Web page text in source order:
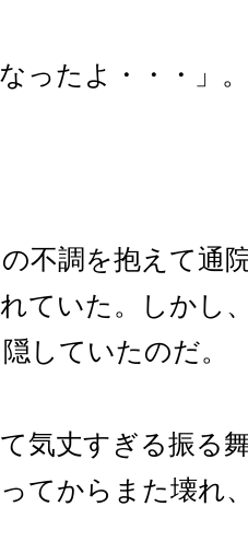
ったよ・・・」。
不調を抱えて通
ていた。しかし
していたのだ。
気丈すぎる振る
てからまた壊れ